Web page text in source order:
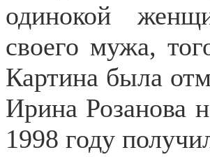
одинокой
своего мужа,
Картина была
Ирина Розанова
1998 году